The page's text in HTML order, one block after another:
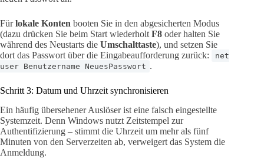
Fürlokale Konten booten Sie in den abgesicherten Modus
(dazu drücken Sie beim Start wiederholt F8 oder halten Sie
während des Neustarts die Umschalttaste), und setzen Sie
dort das Passwort über die Eingabeaufforderung zurück:
net
user Benutzername NeuesPasswort .
Schritt 3: Datum und Uhrzeit synchronisieren
Ein häufig übersehener Auslöser ist eine falsch eingestellte
Systemzeit. Denn Windows nutzt Zeitstempel zur
Authentifizierung – stimmt die Uhrzeit um mehr als fünf
Minuten von den Serverzeiten ab, verweigert das System die
Anmeldung.